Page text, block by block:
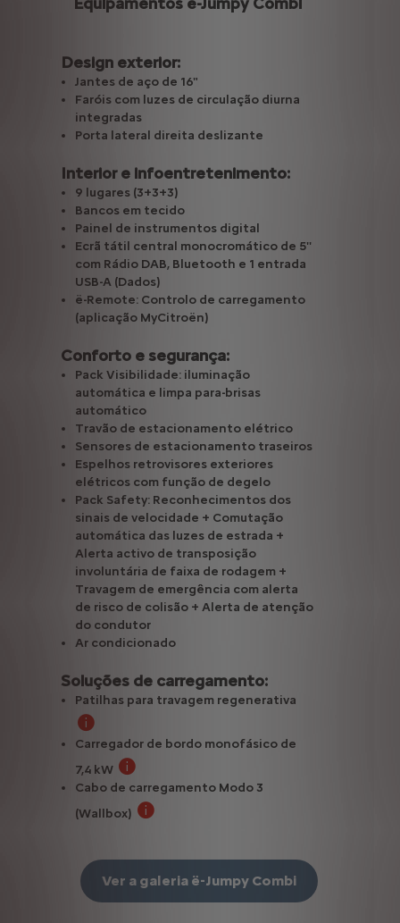
para destrancar o veículo quando se aproxima e para o
a câmara mostra uma visão traseira com marcadores de
Design exterior:
Jantes de aço de 16"
Faróis com luzes de circulação diurna
integradas
Porta lateral direita deslizante
Interior e infoentretenimento:
9 lugares (3+3+3)
Bancos em tecido
Painel de instrumentos digital
Ecrã tátil central monocromático de 5''
com Rádio DAB, Bluetooth e 1 entrada
USB-A (Dados)
ë-Remote: Controlo de carregamento
(aplicação MyCitroën)
Conforto e segurança:
Pack Visibilidade: iluminação
automática e limpa para-brisas
automático
Travão de estacionamento elétrico
Sensores de estacionamento traseiros
Espelhos retrovisores exteriores
elétricos com função de degelo
Pack Safety: Reconhecimentos dos
sinais de velocidade + Comutação
automática das luzes de estrada +
Alerta activo de transposição
involuntária de faixa de rodagem +
Travagem de emergência com alerta
de risco de colisão + Alerta de atenção
do condutor
Ar condicionado
Soluções de carregamento:
Patilhas para travagem regenerativa
O sistema de travagem regenerativa pode ser
Carregador de bordo monofásico de
7,4 kW​
O carregamento da bateria a 100% em
Cabo de carregamento Modo 3
(Wallbox)
Ver a galeria ë-Jumpy Combi